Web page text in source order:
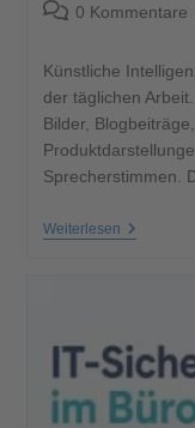
0 Kommentare
Künstliche
der täglichen
Bilder,
Sprecherstimmen.
Weiterlesen